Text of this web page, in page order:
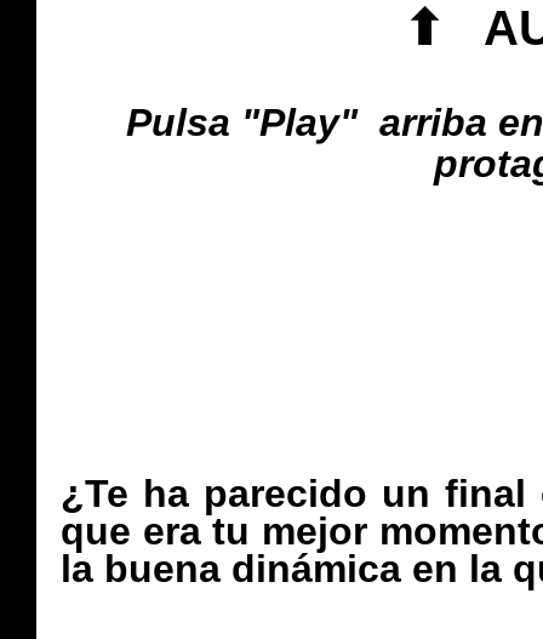
⬆
Pulsa "Play" arriba
¿Te ha parecido un
que era tu mejor
la buena dinámica en la